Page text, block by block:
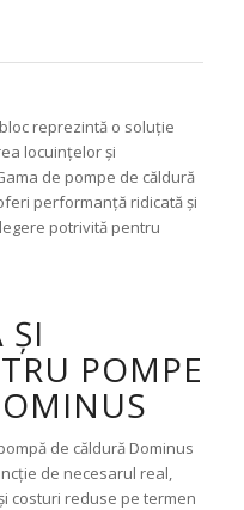
reprezintă o soluție
locuințelor și
de pompe de căldură
performanță ridicată și
potrivită pentru
ȘI
POMPE
de căldură Dominus
de necesarul real,
costuri reduse pe termen